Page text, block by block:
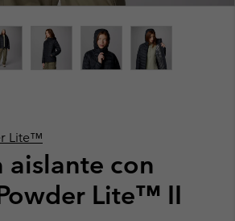
Lite™
aislante con
Lite™ II